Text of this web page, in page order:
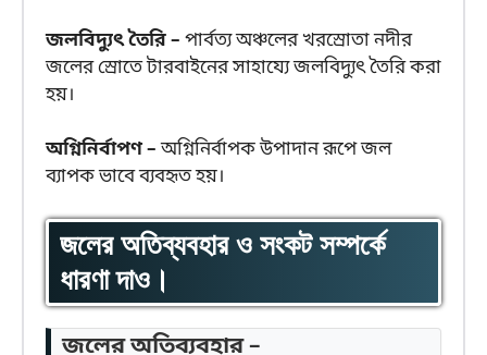
জলবিদ্যুৎ তৈরি – পার্বত্য অঞ্চলের খরস্রোতা নদীর
জলের স্রোতে টারবাইনের সাহায্যে জলবিদ্যুৎ তৈরি করা
হয়।
অগ্নিনির্বাপণ –অগ্নিনির্বাপক উপাদান রূপে জল
ব্যাপক ভাবে ব্যবহৃত হয়।
জলের অতিব্যবহার ও সংকট সম্পর্কে
ধারণা দাও।
জলের অতিব্যবহার –